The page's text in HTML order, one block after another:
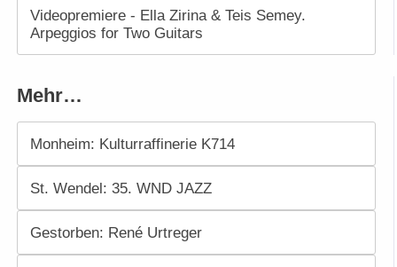
Videopremiere - Ella Zirina & Teis Semey.
Arpeggios for Two Guitars
Mehr…
Monheim: Kulturraffinerie K714
St. Wendel: 35. WND JAZZ
Gestorben: René Urtreger